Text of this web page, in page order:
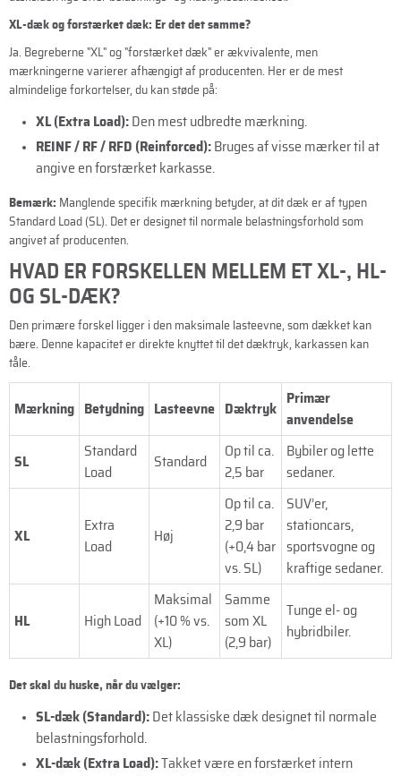
XL-dæk og forstærket dæk: Er det det samme?
Ja. Begreberne "XL" og "forstærket dæk" er ækvivalente, men
mærkningerne varierer afhængigt af producenten. Her er de mest
almindelige forkortelser, du kan støde på:
XL (Extra Load): Den mest udbredte mærkning.
REINF / RF / RFD (Reinforced): Bruges af visse mærker til at
angive en forstærket karkasse.
Bemærk: Manglende specifik mærkning betyder, at dit dæk er af typen
Standard Load (SL). Det er designet til normale belastningsforhold som
angivet af producenten.
HVAD ER FORSKELLEN MELLEM ET XL-, HL-
OG SL-DÆK?
Den primære forskel ligger i den maksimale lasteevne, som dækket kan
bære. Denne kapacitet er direkte knyttet til det dæktryk, karkassen kan
tåle.
Mærkning Betydning Lasteevne Dæktryk
Primær
anvendelse
SL
Standard
Load
Standard
Op til ca.
2,5 bar
Bybiler og lette
sedaner.
XL
Extra
Load
Høj
Op til ca.
2,9 bar
(+0,4 bar
vs. SL)
SUV’er,
stationcars,
sportsvogne og
kraftige sedaner.
HL High Load
Maksimal
(+10 % vs.
XL)
Samme
som XL
(2,9 bar)
Tunge el- og
hybridbiler.
Det skal du huske, når du vælger:
SL-dæk (Standard): Det klassiske dæk designet til normale
belastningsforhold.
XL-dæk (Extra Load):Takket være en forstærket intern